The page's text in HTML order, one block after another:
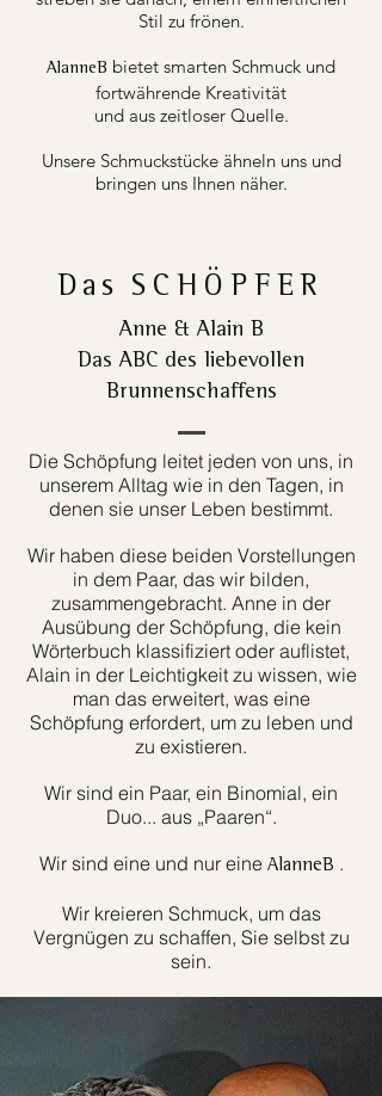
Stil zu frönen.
AlanneB bietet smarten Schmuck und
fortwährende Kreativität
und aus zeitloser Quelle.
Unsere Schmuckstücke ähneln uns und
bringen uns Ihnen näher.
Das SCHÖPFER
Anne & Alain B
Das ABC des liebevollen
Brunnenschaffens
Die Schöpfung leitet jeden von uns, in
unserem Alltag wie in den Tagen, in
denen sie unser Leben bestimmt.
Wir haben diese beiden Vorstellungen
in dem Paar, das wir bilden,
zusammengebracht. Anne in der
Ausübung der Schöpfung, die kein
Wörterbuch klassifiziert oder auflistet,
Alain in der Leichtigkeit zu wissen, wie
man das erweitert, was eine
Schöpfung erfordert, um zu leben und
zu existieren.
Wir sind ein Paar, ein Binomial, ein
Duo... aus „Paaren“.
Wir sind eine und nur eine AlanneB .
Wir kreieren Schmuck, um das
Vergnügen zu schaffen, Sie selbst zu
sein.